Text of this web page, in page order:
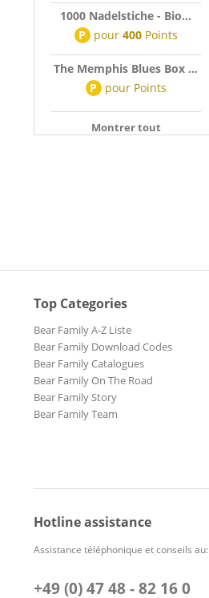
1000 Nadelstiche - Bio...
P pour 400Points
The Memphis Blues Box ...
P pour Points
Montrer tout
Top Categories
Bear Family A-Z Liste
Bear Family Download Codes
Bear Family Catalogues
Bear Family On The Road
Bear Family Story
Bear Family Team
Hotline assistance
Assistance téléphonique et conseils au:
+49 (0) 47 48 - 82 16 0